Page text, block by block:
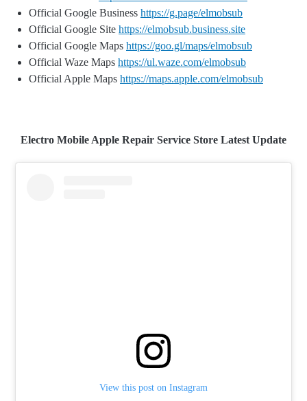
Official Google Business https://g.page/elmobsub
Official Google Site https://elmobsub.business.site
Official Google Maps https://goo.gl/maps/elmobsub
Official Waze Maps https://ul.waze.com/elmobsub
Official Apple Maps https://maps.apple.com/elmobsub
Electro Mobile Apple Repair Service Store Latest Update
View this post on Instagram